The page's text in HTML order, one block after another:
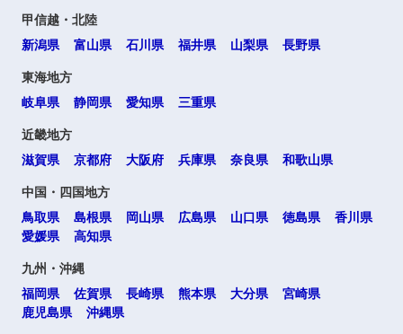
甲信越・北陸
新潟県
富山県 石川県 福井県 山梨県 長野県
東海地方
岐阜県
静岡県 愛知県 三重県
近畿地方
滋賀県
京都府 大阪府 兵庫県 奈良県 和歌山県
中国・四国地方
鳥取県
島根県 岡山県 広島県 山口県 徳島県
香川県
愛媛県
高知県
九州・沖縄
福岡県
佐賀県 長崎県 熊本県 大分県
宮崎県
鹿児島県
沖縄県